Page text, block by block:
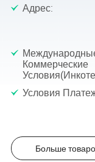
Адрес:
Коммерческие
Условия
Больше